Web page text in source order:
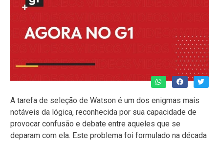
A tarefa de seleção de Watson é um dos enigmas mais
notáveis da lógica, reconhecida por sua capacidade de
provocar confusão e debate entre aqueles que se
deparam com ela. Este problema foi formulado na década